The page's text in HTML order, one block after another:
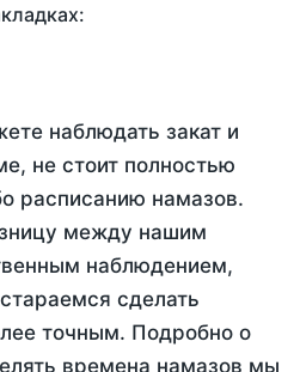
наблюдать закат и
не стоит полностью
расписанию намазов.
между нашим
наблюдением,
сделать
точным. Подробно о
времена намазов мы